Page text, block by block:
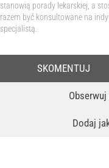
stanowią porady lekarskiej, a
razem być konsultowane na
specjalistą.
Obserwuj
Dodaj
SKOMENTUJ